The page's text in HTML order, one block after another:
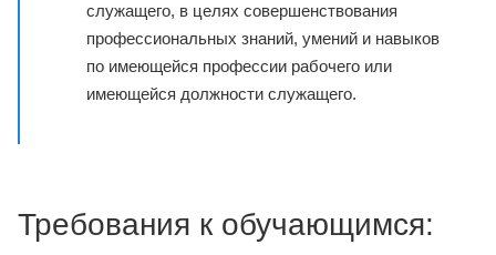
служащего, в целях совершенствования
профессиональных знаний, умений и навыков
по имеющейся профессии рабочего или
имеющейся должности служащего.
Требования к обучающимся: